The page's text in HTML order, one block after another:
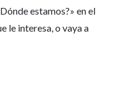
estamos?» en el
le interesa, o vaya a